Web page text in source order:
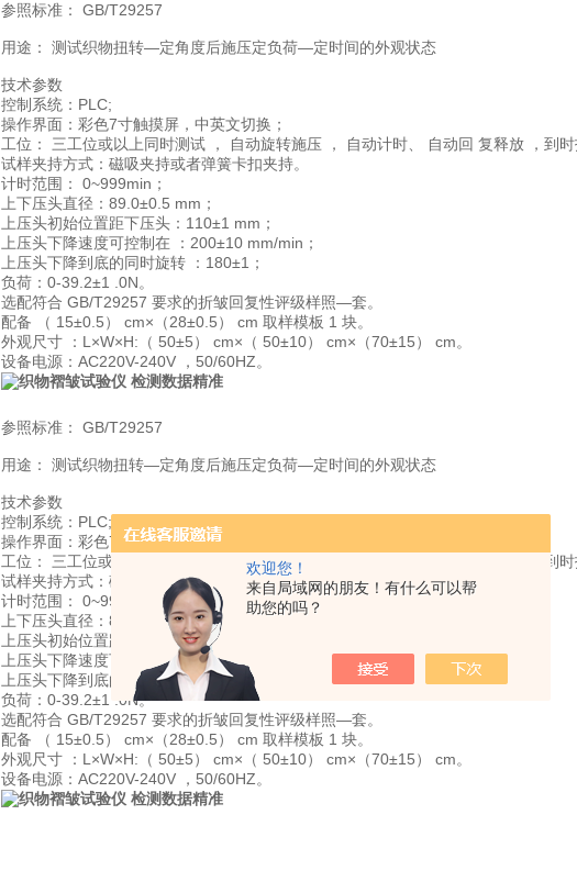
欢迎您！
来自局域网的朋友！有什么可以帮
助您的吗？
参照标准： GB/T29257
用途： 测试织物扭转—定角度后施压定负荷—定时间的外观状态
技术参数
控制系统： PLC;
操作界面：彩色7寸触摸屏，中英文切换；
工位：
三⼯位或以上同时测试 ， ⾃动旋转施压 ， ⾃动计时、 ⾃动回 复释放 ，到
试样夹持⽅式：磁吸夹持或者弹簧卡扣夹持。
计时范围： 0~999min ；
上下压头直径 ： 89.0±0.5 mm ；
上压头初始位置距下压头 ： 110±1 mm ；
上压头下降速度可控制在 ： 200±10 mm/min ；
上压头下降到底的同时旋转 ： 180±1 ；
负荷 ： 0-39.2±1 .0N。
选配符合 GB/T29257 要求的折皱回复性评级样照—套。
配备 （ 15±0.5） cm×（28±0.5） cm 取样模板 1 块。
外观尺⼨ ：L×W×H:（ 50±5） cm×（ 50±10） cm×（70±15） cm。
设备电源：AC220V-240V ，50/60HZ。
参照标准： GB/T29257
用途： 测试织物扭转—定角度后施压定负荷—定时间的外观状态
技术参数
控制系统： PLC;
操作界面：彩色7
寸触摸屏，中英文切换；
工位：
三⼯位或以上同时测试 ， ⾃动旋转施压 ， ⾃动计时、 ⾃动回 复释放 ，到
试样夹持⽅式：磁吸夹持或者弹簧卡扣夹持。
计时范围： 0~999min
；
上下压头直径 ： 89.0±0.5 mm；
上压头初始位置距下压头 ：110±1 mm
上压头下降速度可控制在 ：200±10 mm/min
上压头下降到底的同时旋转：180±1 ；
负荷 ： 0-39.2±1 .0N。
选配符合 GB/T29257 要求的折皱回复性评级样照—套。
配备 （ 15±0.5） cm×（28±0.5） cm 取样模板 1 块。
外观尺⼨ ：L×W×H:（ 50±5） cm×（ 50±10） cm×（70±15） cm。
设备电源：AC220V-240V ，50/60HZ。